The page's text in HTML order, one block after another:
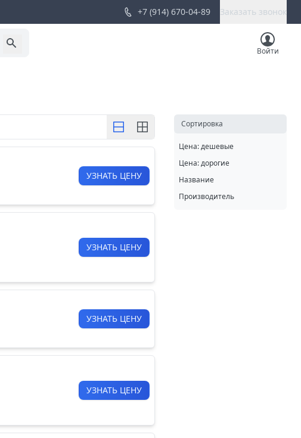
+7 (914) 670-04-89 Заказать звонок
Войти
УЗНАТЬ ЦЕНУ
УЗНАТЬ ЦЕНУ
УЗНАТЬ ЦЕНУ
УЗНАТЬ ЦЕНУ
Cортировка
Цена: дешевые
Цена: дорогие
Название
Производитель